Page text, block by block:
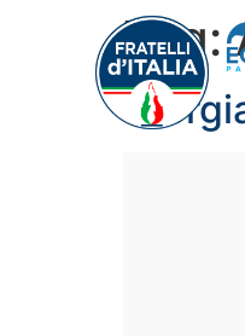
Tag: